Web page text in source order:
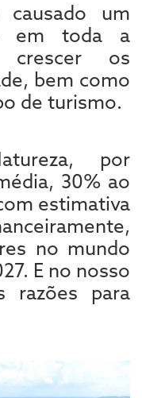
um
em toda a
crescer os
bem como
de turismo.
por
30% ao
estimativa
no mundo
E no nosso
razões para